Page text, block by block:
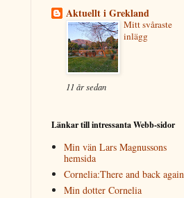
Aktuellt i Grekland
Mitt svåraste
inlägg
11 år sedan
Länkar till intressanta Webb-sidor
Min vän Lars Magnussons
hemsida
Cornelia:There and back again
Min dotter Cornelia